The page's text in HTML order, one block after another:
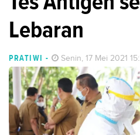
Lebaran
PRATIWI - Senin, 17 Mei 2021